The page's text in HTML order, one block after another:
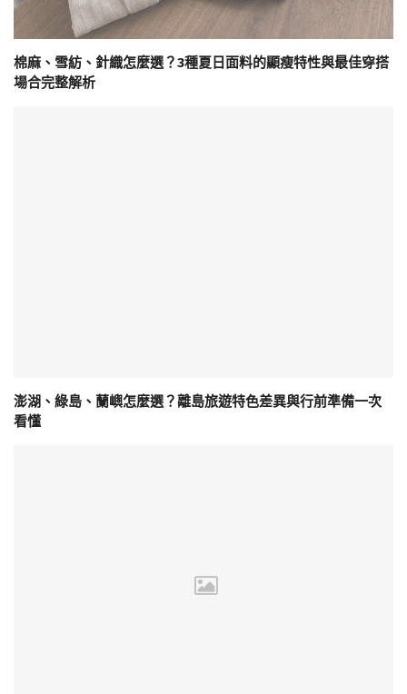
棉麻、雪紡、針織怎麼選？3種夏日面料的顯瘦特性與最佳穿搭
場合完整解析
澎湖、綠島、蘭嶼怎麼選？離島旅遊特色差異與行前準備一次
看懂